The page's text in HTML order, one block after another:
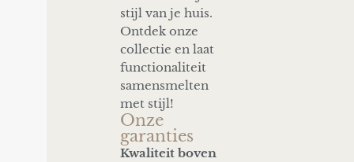
stijl van je huis.
Ontdek onze
collectie en laat
functionaliteit
samensmelten
met stijl!
Onze
garanties
Kwaliteit boven